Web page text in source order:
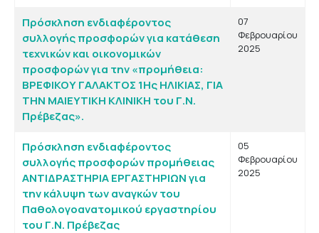
Πρόσκληση ενδιαφέροντος
συλλογής προσφορών για κατάθεση
τεχνικών και οικονομικών
προσφορών για την «προμήθεια:
ΒΡΕΦΙΚΟΥ ΓΑΛΑΚΤΟΣ 1Ης ΗΛΙΚΙΑΣ, ΓΙΑ
ΤΗΝ ΜΑΙΕΥΤΙΚΗ ΚΛΙΝΙΚΗ του Γ.Ν.
Πρέβεζας».
07
Φεβρουαρίου
2025
Πρόσκληση ενδιαφέροντος
συλλογής προσφορών προμήθειας
ΑΝΤΙΔΡΑΣΤΗΡΙΑ ΕΡΓΑΣΤΗΡΙΩΝ για
την κάλυψη των αναγκών του
Παθολογοανατομικού εργαστηρίου
του Γ.Ν. Πρέβεζας
05
Φεβρουαρίου
2025